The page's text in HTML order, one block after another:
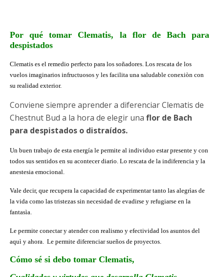
Por qué tomar Clematis, la flor de Bach para
despistados
Clematis es el remedio perfecto para los soñadores. Los rescata de los
vuelos imaginarios infructuosos y les facilita una saludable conexiòn con
su realidad exterior.
Conviene siempre aprender a diferenciar Clematis de
Chestnut Bud a la hora de elegir una flor de Bach
para despistados o distraídos.
Un buen trabajo de esta energía le permite al individuo estar presente y con
todos sus sentidos en su acontecer diario. Lo rescata de la indiferencia y la
anestesia emocional.
Vale decir, que recupera la capacidad de experimentar tanto las alegrìas de
la vida como las tristezas sin necesidad de evadirse y refugiarse en la
fantasìa.
Le permite conectar y atender con realismo y efectividad los asuntos del
aquì y ahora. Le permite diferenciar sueños de proyectos.
Cómo sé si debo tomar Clematis,